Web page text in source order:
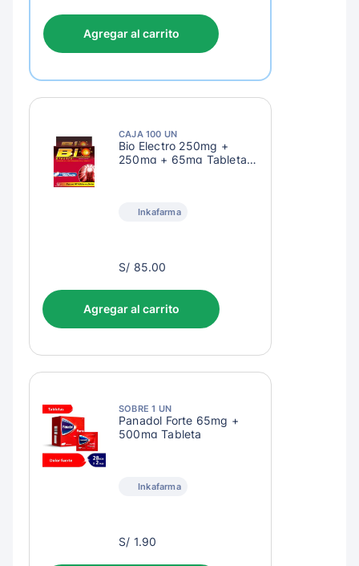
Agregar al carrito
CAJA 100 UN
Bio Electro 250mg +
250mg + 65mg Tableta
Inkafarma
S/
S/ 85.00
Agregar al carrito
SOBRE 1 UN
Panadol Forte 65mg +
500mg Tableta
Inkafarma
S/
S/ 1.90